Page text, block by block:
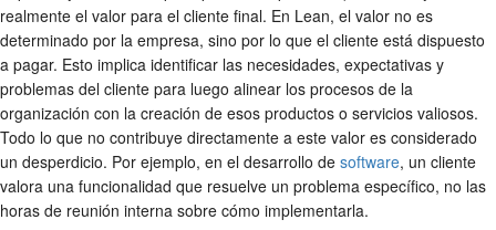
realmente el valor para el cliente final. En Lean, el valor no es
determinado por la empresa, sino por lo que el cliente está dispuesto
a pagar. Esto implica identificar las necesidades, expectativas y
problemas del cliente para luego alinear los procesos de la
organización con la creación de esos productos o servicios valiosos.
Todo lo que no contribuye directamente a este valor es considerado
un desperdicio. Por ejemplo, en el desarrollo de software, un cliente
valora una funcionalidad que resuelve un problema específico, no las
horas de reunión interna sobre cómo implementarla.